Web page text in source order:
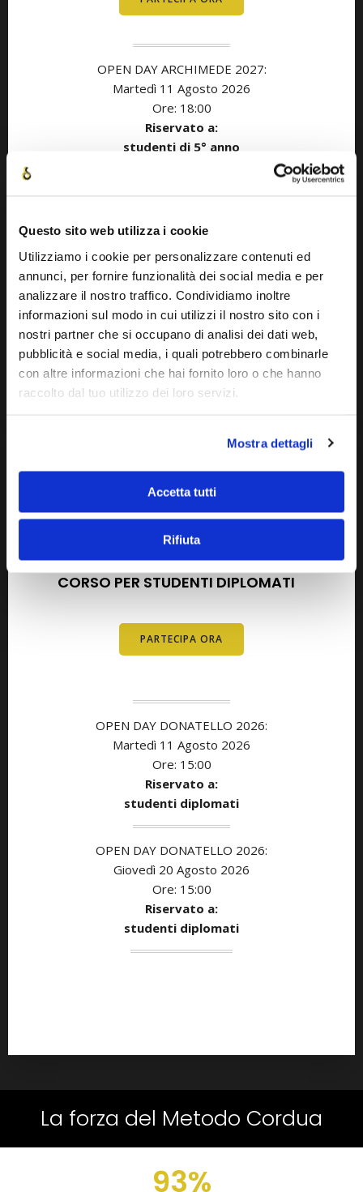
Questo sito web utilizza i cookie
Utilizziamo i cookie per personalizzare contenuti ed
annunci, per fornire funzionalità dei social media e per
analizzare il nostro traffico. Condividiamo inoltre
informazioni sul modo in cui utilizzi il nostro sito con i
nostri partner che si occupano di analisi dei dati web,
pubblicità e social media, i quali potrebbero combinarle
con altre informazioni che hai fornito loro o che hanno
raccolto dal tuo utilizzo dei loro servizi.
Mostra dettagli
Accetta tutti
Rifiuta
OPEN DAY ARCHIMEDE 2027:
Martedì 11 Agosto 2026
Ore: 18:00
Riservato a:
studenti di 5° anno
Giovedì 20 Agosto
Ore: 18:00
Riservato a:
studenti di 5° anno
con anno di diploma nel 2027
AGOSTO 2026
OPEN DAY METODO DELTA
CORSO PER STUDENTI DIPLOMATI
PARTECIPA ORA
OPEN DAY DONATELLO 2026:
Martedì 11 Agosto 2026
Ore: 15:00
Riservato a:
studenti diplomati
OPEN DAY DONATELLO 2026:
Giovedì 20 Agosto 2026
Ore: 15:00
Riservato a:
studenti diplomati
La forza del Metodo Cordua
93%